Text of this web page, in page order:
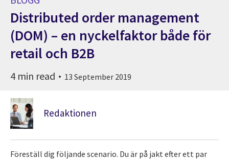
Distributed order management
(DOM) – en nyckelfaktor både för
retail och B2B
4 min read 13 September 2019
Redaktionen
Föreställ dig följande scenario. Du är på jakt efter ett par